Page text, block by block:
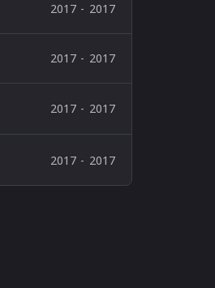
2017 - 2017
2017 - 2017
2017 - 2017
2017 - 2017